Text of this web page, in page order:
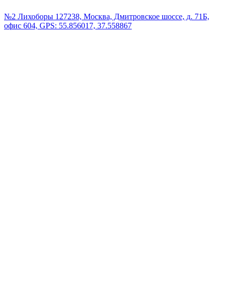
№2 Лихоборы 127238, Москва, Дмитровское шоссе, д. 71Б,
офис 604, GPS: 55.856017, 37.558867